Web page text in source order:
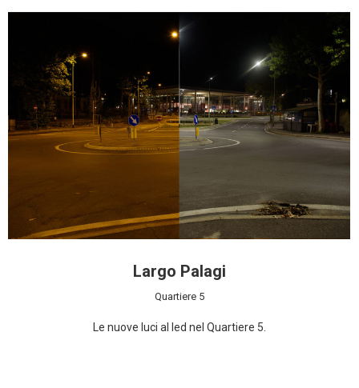
Largo Palagi
Quartiere 5
Le nuove luci al led nel Quartiere 5.